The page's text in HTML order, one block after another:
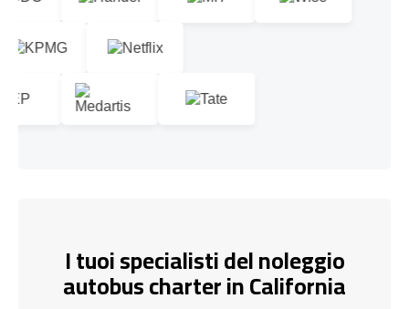
I tuoi specialisti del noleggio
autobus charter in California